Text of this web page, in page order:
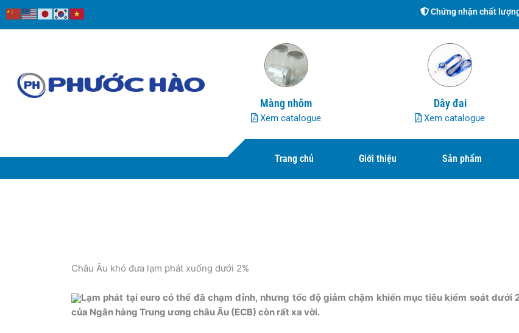
Nhảy
tới
Chứng nhận chất
Màng nhôm
Xem catalogue
Dây đai
Xem catalogue
Trang chủ Giới thiệu Sản phẩm
Châu Âu khó đưa lạm phát xuống dưới 2%
Lạm phát tại euro có thể đã chạm đỉnh, nhưng tốc độ giảm chậm khiến mục tiêu kiểm soát dưới
của Ngân hàng Trung ương châu Âu (ECB) còn rất xa vời.